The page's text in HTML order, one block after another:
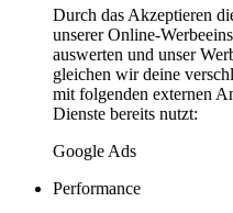
Durch das Akzeptieren
unserer Online-
auswerten und unser
gleichen wir deine
mit folgenden externen
Dienste bereits nutzt:
Google Ads
Performance